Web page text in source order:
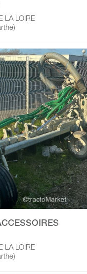
LA LOIRE
LA LOIRE